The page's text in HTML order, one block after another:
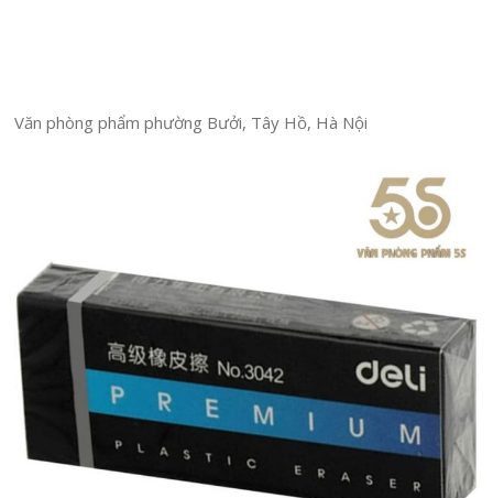
Văn phòng phẩm phường Bưởi, Tây Hồ, Hà Nội